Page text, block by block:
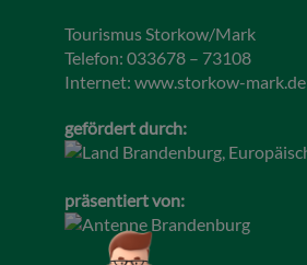
Tourismus Storkow/Mark
Telefon: 033678 – 73108
Internet: www.storkow-mark.de
gefördert durch:
präsentiert von: